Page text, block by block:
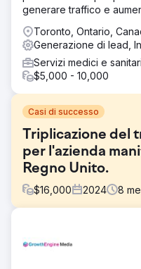
generare traffico e
Toronto, Ontario,
Generazione di lead,
Servizi medici e
$5,000 - 10,000
Casi di successo
Triplicazione del
per l'azienda
Regno Unito.
$16,000 2024 8
Il sito del cliente aveva
termini di settore, bassi